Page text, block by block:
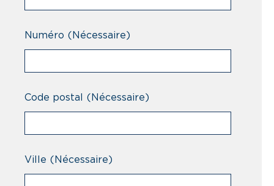
Numéro (Nécessaire)
Code postal (Nécessaire)
Ville (Nécessaire)